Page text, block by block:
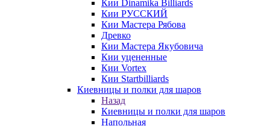
Кии Dinamika Billiards
Кии РУССКИЙ
Кии Мастера Рябова
Древко
Кии Мастера Якубовича
Кии уцененные
Кии Vortex
Кии Startbilliards
Киевницы и полки для шаров
Назад
Киевницы и полки для шаров
Напольная